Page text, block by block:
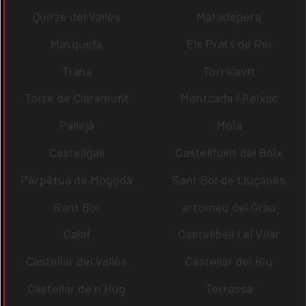
Quirze del Vallès
Matadepera
Masquefa
Els Prats de Rei
Tiana
Torrelavit
Torre de Claramunt
Montcada i Reixac
Pallejà
Moià
Castellgalí
Castellfullit del Boix
Perpètua de Mogoda
Sant Boi de Lluçanès
Sant Boi
artomeu del Grau
Calaf
Castellbell i el Vilar
Castellar del Vallès
Castellar del Riu
Castellar de n´Hug
Terrassa